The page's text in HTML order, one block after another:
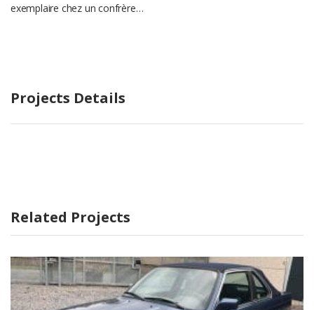
exemplaire chez un confrère…
Projects Details
Related Projects